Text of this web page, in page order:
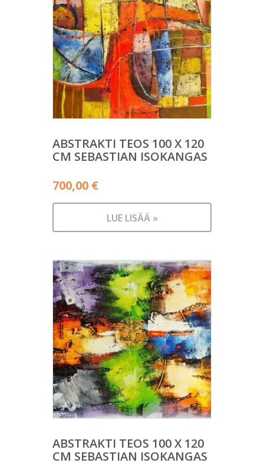
ABSTRAKTI TEOS 100 X 120
CM SEBASTIAN ISOKANGAS
700,00 €
LUE LISÄÄ »
ABSTRAKTI TEOS 100 X 120
CM SEBASTIAN ISOKANGAS